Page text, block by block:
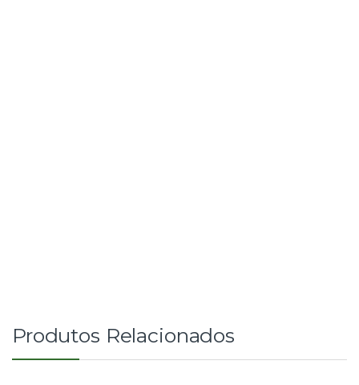
Produtos Relacionados